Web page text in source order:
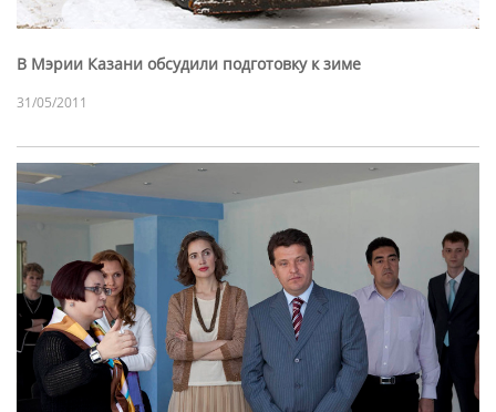
В Мэрии Казани обсудили подготовку к зиме
31/05/2011